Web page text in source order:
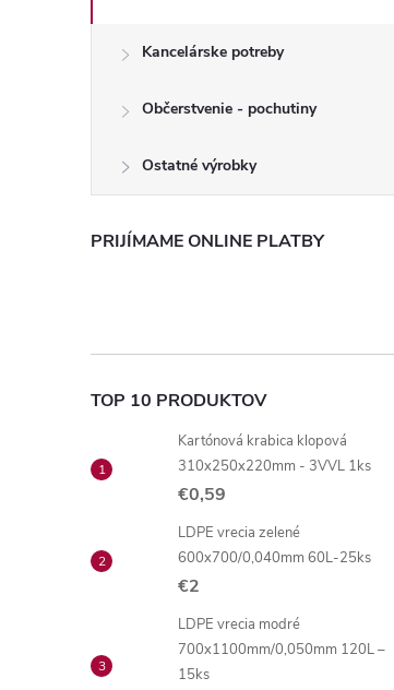
Kancelárske potreby
Občerstvenie - pochutiny
Ostatné výrobky
PRIJÍMAME ONLINE PLATBY
TOP 10 PRODUKTOV
Kartónová krabica klopová
310x250x220mm - 3VVL 1ks
€0,59
LDPE vrecia zelené
600x700/0,040mm 60L-25ks
€2
LDPE vrecia modré
700x1100mm/0,050mm 120L –
15ks